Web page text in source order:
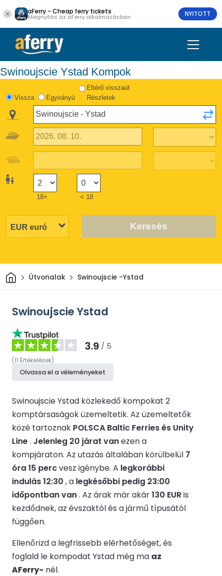
aFerry - Cheap ferry tickets
Megnyitás az aFerry alkalmazásban NYITOTT
Swinoujscie Ystad Kompok
Vissza Egyirányú
Eltérő visszaút
Részletek
18+ < 18
Keresés
Otthon
Útvonalak Swinoujscie -Ystad
Swinoujscie Ystad
3.9 / 5
(11 Értékelések)
Olvassa el a véleményeket
Swinoujscie Ystad közlekedő kompokat 2
komptársaságok üzemeltetik. Az üzemeltetők
közé tartoznak POLSCA Baltic Ferries és Unity
Line. Jelenleg 20 járat vanezen a
kompjáraton. Az utazás általában körülbelül 7
óra 15 percvesz igénybe. A legkorábbi
indulás 12:30 , a legkésőbbi pedig 23:00
időpontban van. Az árak már akár130 EURis
kezdődnek, az évszaktól és a jármű típusától
függően.
Ellenőrizd a legfrissebb elérhetőséget, és
foglald le kompodat Ystad még ma az
AFerry- nél.